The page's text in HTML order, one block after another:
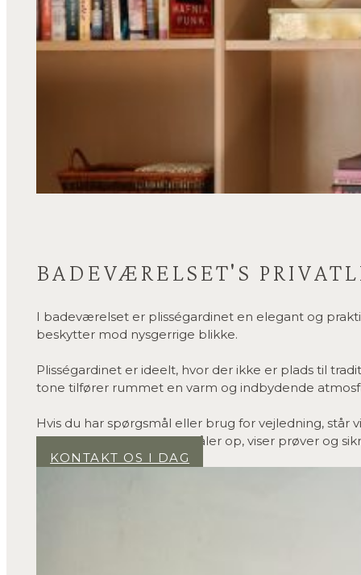
BADEVÆRELSET'S
I badeværelset er plisségardinet en elegant og
beskytter mod nysgerrige blikke.
Plisségardinet er ideelt, hvor der ikke er plads til
tone tilfører rummet en varm og indbydende
Hvis du har spørgsmål eller brug for vejledning,
besøg. Vi kommer forbi, måler op, viser prøver og
KONTAKT OS I DAG